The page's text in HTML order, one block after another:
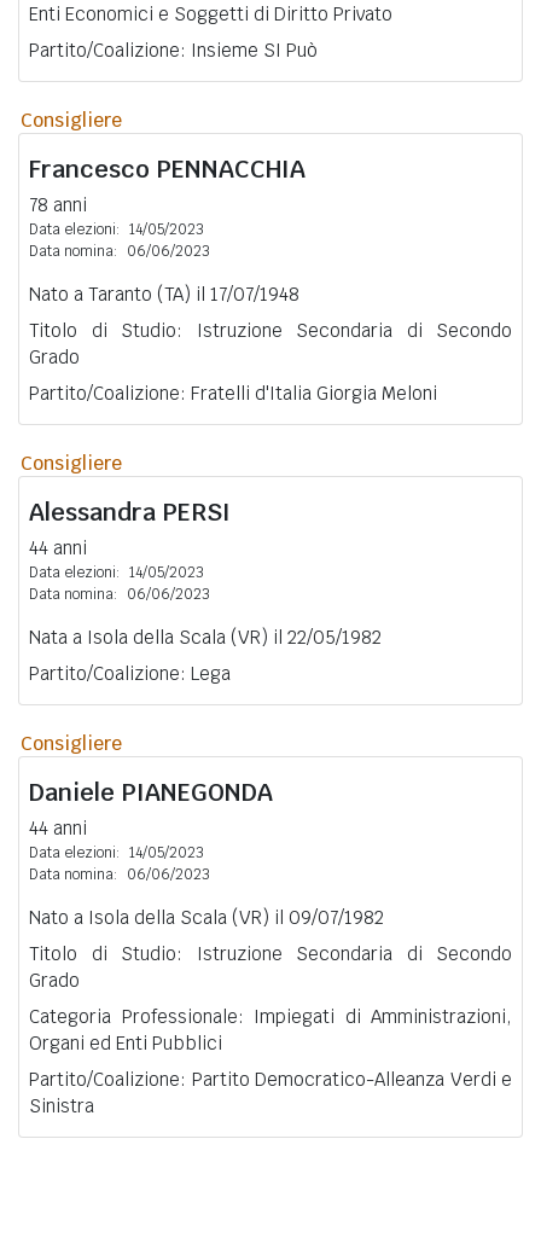
Enti Economici e Soggetti di Diritto Privato
Partito/Coalizione: Insieme SI Può
Consigliere
Francesco PENNACCHIA
78 anni
Data elezioni: 14/05/2023
Data nomina:
06/06/2023
Nato a Taranto (TA) il 17/07/1948
Titolo di Studio: Istruzione Secondaria di Secondo
Grado
Partito/Coalizione: Fratelli d'Italia Giorgia Meloni
Consigliere
Alessandra PERSI
44 anni
Data elezioni: 14/05/2023
Data nomina:
06/06/2023
Nata a Isola della Scala (VR) il 22/05/1982
Partito/Coalizione: Lega
Consigliere
Daniele PIANEGONDA
44 anni
Data elezioni: 14/05/2023
Data nomina:
06/06/2023
Nato a Isola della Scala (VR) il 09/07/1982
Titolo di Studio: Istruzione Secondaria di Secondo
Grado
Categoria Professionale: Impiegati di Amministrazioni,
Organi ed Enti Pubblici
Partito/Coalizione: Partito Democratico-Alleanza Verdi e
Sinistra